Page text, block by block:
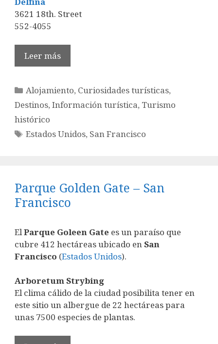
3621 18th. Street
552-4055
Leer más
Categorías
Alojamiento, Curiosidades turísticas,
Destinos, Información turística, Turismo
histórico
Etiquetas
Estados Unidos, San Francisco
Parque Golden Gate – San
Francisco
El Parque Goleen Gate es un paraíso que
cubre 412 hectáreas ubicado en San
Francisco (Estados Unidos).
Arboretum Strybing
El clima cálido de la ciudad posibilita tener en
este sitio un albergue de 22 hectáreas para
unas 7500 especies de plantas.